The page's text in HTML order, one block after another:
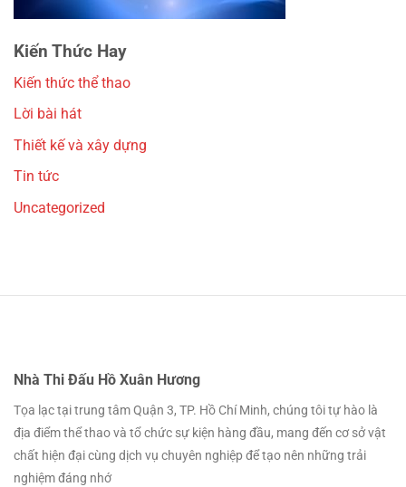
Kiến Thức Hay
Kiến thức thể thao
Lời bài hát
Thiết kế và xây dựng
Tin tức
Uncategorized
Nhà Thi Đấu Hồ Xuân Hương
Tọa lạc tại trung tâm Quận 3, TP. Hồ Chí Minh, chúng tôi tự hào là
địa điểm thể thao và tổ chức sự kiện hàng đầu, mang đến cơ sở vật
chất hiện đại cùng dịch vụ chuyên nghiệp để tạo nên những trải
nghiệm đáng nhớ